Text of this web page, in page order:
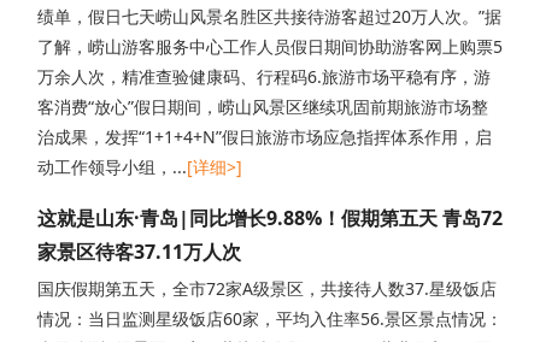
绩单，假日七天崂山风景名胜区共接待游客超过20万人次。”据
了解，崂山游客服务中心工作人员假日期间协助游客网上购票5
万余人次，精准查验健康码、行程码6.旅游市场平稳有序，游
客消费“放心”假日期间，崂山风景区继续巩固前期旅游市场整
治成果，发挥“1+1+4+N”假日旅游市场应急指挥体系作用，启
动工作领导小组，...[详细>]
这就是山东·青岛|同比增长9.88%！假期第五天 青岛72
家景区待客37.11万人次
国庆假期第五天，全市72家A级景区，共接待人数37.星级饭店
情况：当日监测星级饭店60家，平均入住率56.景区景点情况：